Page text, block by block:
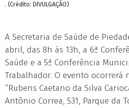
. (Crédito: DIVULGAÇÃO)
A Secretaria de Saúde de
abril, das 8h às 13h, a 6ª
Saúde e a 5ª Conferência
Trabalhador. O evento
“Rubens Caetano da Silva
Antônio Correa, 531, Parque da